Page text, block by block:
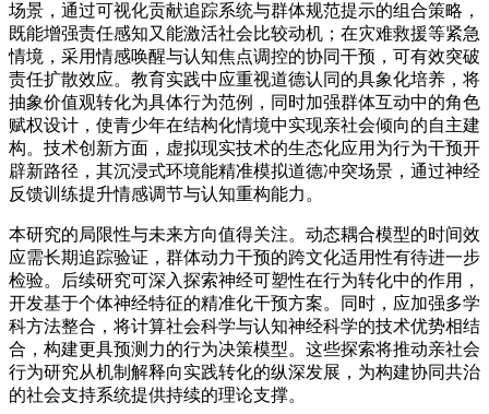
场景，通过可视化贡献追踪系统与群体规范提示的组合策略，
既能增强责任感知又能激活社会比较动机；在灾难救援等紧急
情境，采用情感唤醒与认知焦点调控的协同干预，可有效突破
责任扩散效应。教育实践中应重视道德认同的具象化培养，将
抽象价值观转化为具体行为范例，同时加强群体互动中的角色
赋权设计，使青少年在结构化情境中实现亲社会倾向的自主建
构。技术创新方面，虚拟现实技术的生态化应用为行为干预开
辟新路径，其沉浸式环境能精准模拟道德冲突场景，通过神经
反馈训练提升情感调节与认知重构能力。
本研究的局限性与未来方向值得关注。动态耦合模型的时间效
应需长期追踪验证，群体动力干预的跨文化适用性有待进一步
检验。后续研究可深入探索神经可塑性在行为转化中的作用，
开发基于个体神经特征的精准化干预方案。同时，应加强多学
科方法整合，将计算社会科学与认知神经科学的技术优势相结
合，构建更具预测力的行为决策模型。这些探索将推动亲社会
行为研究从机制解释向实践转化的纵深发展，为构建协同共治
的社会支持系统提供持续的理论支撑。